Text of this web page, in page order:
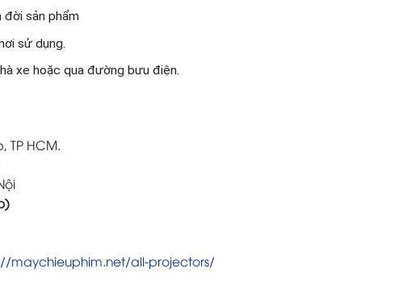
đời sản phẩm
sử dụng.
xe hoặc qua đường bưu điện.
HCM.
maychieuphim.net/all-projectors/